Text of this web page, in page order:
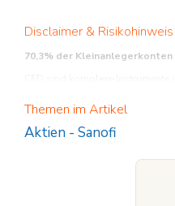
Disclaimer & Risikohinweis
70,3% der
Themen im Artikel
Aktien -Sanofi